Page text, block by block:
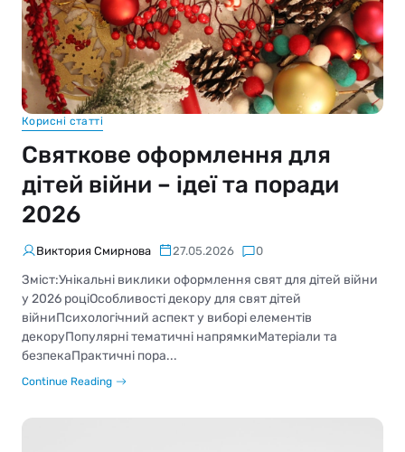
Корисні статті
Святкове оформлення для
дітей війни – ідеї та поради
2026
Виктория Смирнова 27.05.2026 0
Зміст:Унікальні виклики оформлення свят для дітей війни
у 2026 роціОсобливості декору для свят дітей
війниПсихологічний аспект у виборі елементів
декоруПопулярні тематичні напрямкиМатеріали та
безпекаПрактичні пора...
Continue Reading